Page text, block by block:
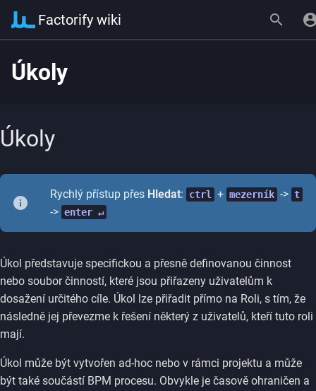
Factorify wiki
Úkoly
Úkoly
Rychlý přístup přes Hledat: ctrl + mezerník -> t
-> enter ↵
Úkol představuje specifickou a přesně definovanou činnost
nebo soubor činností, které jsou přiřazeny uživatelům k
dosažení určitého cíle. Úkol lze přiřadit přímo na Roli, s tím, že
následně jej převezme k řešení některý z uživatelů, kteří tuto roli
mají.
Úkol může být vytvořen ad-hoc nebo v rámci projektu a může
být také součástí BPM procesu. Obvykle je časově ohraničen a